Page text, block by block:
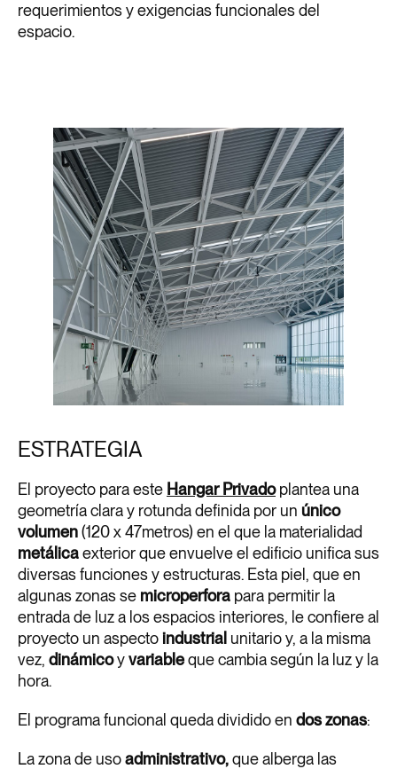
requerimientos y exigencias funcionales del
espacio.
ESTRATEGIA
El proyecto para este Hangar Privadoplantea una
geometría clara y rotunda definida por un único
volumen(120 x 47metros) en el que la materialidad
metálicaexterior que envuelve el edificio unifica sus
diversas funciones y estructuras. Esta piel, que en
algunas zonas se microperfora para permitir la
entrada de luz a los espacios interiores, le confiere al
proyecto un aspectoindustrial unitario y, a la misma
vez, dinámicoyvariableque cambia según la luz y la
hora.
El programa funcional queda dividido en dos zonas:
La zona de usoadministrativo,que alberga las